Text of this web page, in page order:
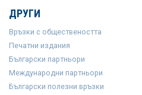
ДРУГИ
Връзки с обществеността
Печатни издания
Български партньори
Международни партньори
Български полезни връзки